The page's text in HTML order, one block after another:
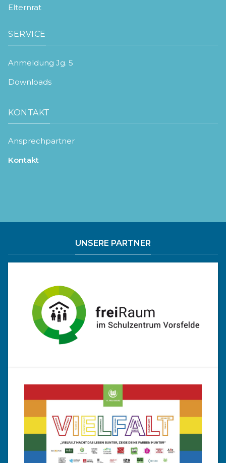
Elternrat
SERVICE
Anmeldung Jg. 5
Downloads
KONTAKT
Ansprechpartner
Kontakt
UNSERE PARTNER